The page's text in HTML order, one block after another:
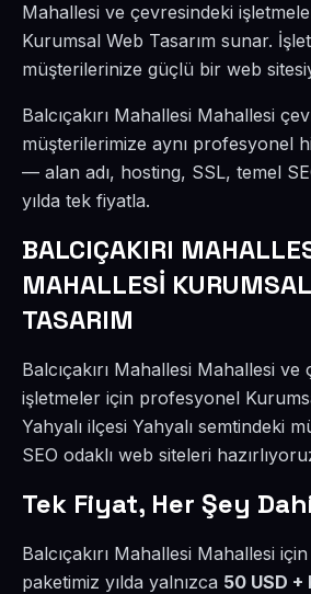
Mahallesi ve çevresindeki
Kurumsal Web Tasarım sunar.
müşterilerinize güçlü bir web
Balcıçakırı Mahallesi Mahallesi
müşterilerimize aynı profesyonel
— alan adı, hosting, SSL, temel
yılda tek fiyatla.
BALCIÇAKIRI
MAHALLESİ
TASARIM
Balcıçakırı Mahallesi Mahallesi ve
işletmeler için profesyonel
Yahyalı ilçesi Yahyalı semtindeki
SEO odaklı web siteleri
Tek Fiyat, Her Şey
Balcıçakırı Mahallesi Mahallesi
paketimiz yılda yalnızca 50 USD +